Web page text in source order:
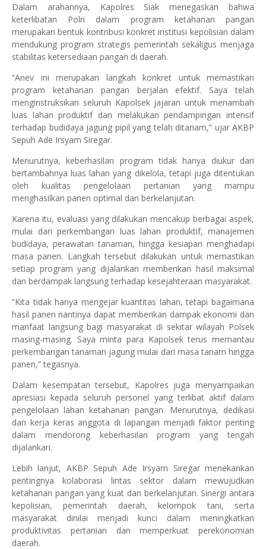
Dalam arahannya, Kapolres Siak menegaskan bahwa
keterlibatan Polri dalam program ketahanan pangan
merupakan bentuk kontribusi konkret institusi kepolisian dalam
mendukung program strategis pemerintah sekaligus menjaga
stabilitas ketersediaan pangan di daerah.
“Anev ini merupakan langkah konkret untuk memastikan
program ketahanan pangan berjalan efektif. Saya telah
menginstruksikan seluruh Kapolsek jajaran untuk menambah
luas lahan produktif dan melakukan pendampingan intensif
terhadap budidaya jagung pipil yang telah ditanam,” ujar AKBP
Sepuh Ade Irsyam Siregar.
Menurutnya, keberhasilan program tidak hanya diukur dari
bertambahnya luas lahan yang dikelola, tetapi juga ditentukan
oleh kualitas pengelolaan pertanian yang mampu
menghasilkan panen optimal dan berkelanjutan.
Karena itu, evaluasi yang dilakukan mencakup berbagai aspek,
mulai dari perkembangan luas lahan produktif, manajemen
budidaya, perawatan tanaman, hingga kesiapan menghadapi
masa panen. Langkah tersebut dilakukan untuk memastikan
setiap program yang dijalankan memberikan hasil maksimal
dan berdampak langsung terhadap kesejahteraan masyarakat.
“Kita tidak hanya mengejar kuantitas lahan, tetapi bagaimana
hasil panen nantinya dapat memberikan dampak ekonomi dan
manfaat langsung bagi masyarakat di sekitar wilayah Polsek
masing-masing. Saya minta para Kapolsek terus memantau
perkembangan tanaman jagung mulai dari masa tanam hingga
panen,” tegasnya.
Dalam kesempatan tersebut, Kapolres juga menyampaikan
apresiasi kepada seluruh personel yang terlibat aktif dalam
pengelolaan lahan ketahanan pangan. Menurutnya, dedikasi
dan kerja keras anggota di lapangan menjadi faktor penting
dalam mendorong keberhasilan program yang tengah
dijalankan.
Lebih lanjut, AKBP Sepuh Ade Irsyam Siregar menekankan
pentingnya kolaborasi lintas sektor dalam mewujudkan
ketahanan pangan yang kuat dan berkelanjutan. Sinergi antara
kepolisian, pemerintah daerah, kelompok tani, serta
masyarakat dinilai menjadi kunci dalam meningkatkan
produktivitas pertanian dan memperkuat perekonomian
daerah.